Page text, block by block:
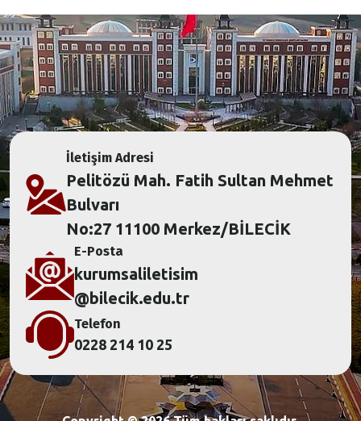
İletişim Adresi
Pelitözü Mah. Fatih Sultan Mehmet
Bulvarı
No:27 11100 Merkez/BİLECİK
E-Posta
kurumsaliletisim
@bilecik.edu.tr
Telefon
0228 214 10 25